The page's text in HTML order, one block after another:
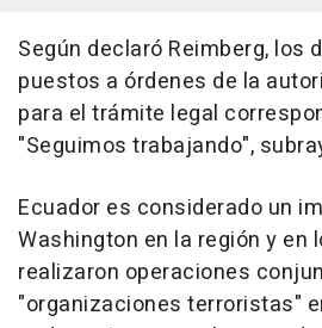
Según declaró Reimberg, los
puestos a órdenes de la
para el trámite legal
"Seguimos trabajando",
Ecuador es considerado un
Washington en la región y en
realizaron operaciones
"organizaciones terroristas"